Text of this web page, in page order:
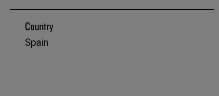
Country
Spain